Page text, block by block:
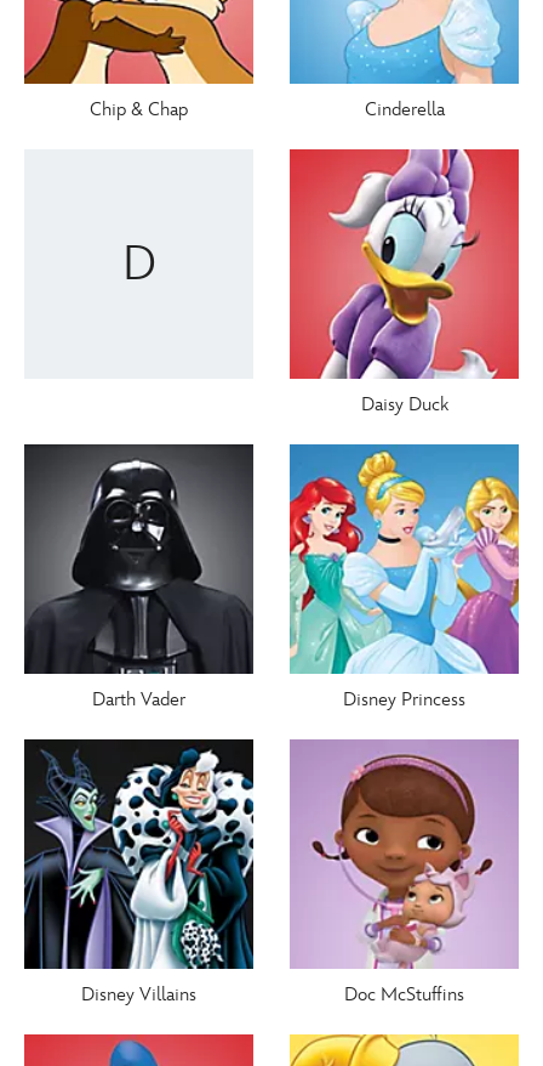
Chip & Chap Cinderella
D
Daisy Duck
Darth Vader Disney Princess
Disney Villains Doc McStuffins